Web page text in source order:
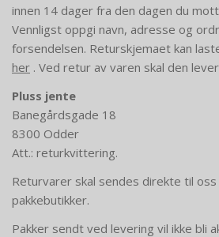
innen 14 dager fra den dagen du
Vennligst oppgi navn, adresse og
forsendelsen. Returskjemaet kan
her . Ved retur av varen skal den
Pluss jente
Banegårdsgade 18
8300 Odder
Att.: returkvittering.
Returvarer skal sendes direkte til
pakkebutikker.
Pakker sendt ved levering vil ikke bli